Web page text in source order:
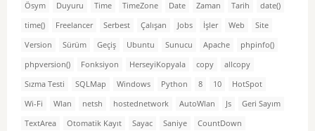
Ösym
Duyuru Time TimeZone Date Zaman Tarih
date()
time()
Freelancer Serbest Çalışan Jobs İşler Web
Site
Version
Sürüm Geçiş Ubuntu Sunucu Apache
phpinfo()
phpversion()
Fonksiyon HerseyiKopyala copy
allcopy
Sızma Testi
SQLMap Windows Python 8 10
HotSpot
Wi-Fi
Wlan netsh hostednetwork AutoWlan Js
Geri Sayım
TextArea
Otomatik Kayıt Sayac Saniye
CountDown